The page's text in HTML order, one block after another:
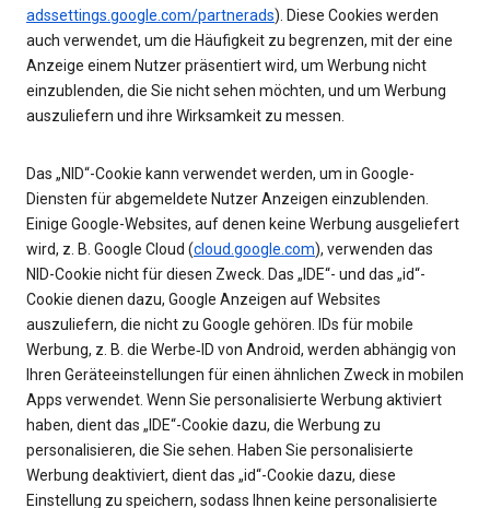
adssettings.google.com/partnerads). Diese Cookies werden
auch verwendet, um die Häufigkeit zu begrenzen, mit der eine
Anzeige einem Nutzer präsentiert wird, um Werbung nicht
einzublenden, die Sie nicht sehen möchten, und um Werbung
auszuliefern und ihre Wirksamkeit zu messen.
Das „NID“-Cookie kann verwendet werden, um in Google-
Diensten für abgemeldete Nutzer Anzeigen einzublenden.
Einige Google-Websites, auf denen keine Werbung ausgeliefert
wird, z. B. Google Cloud (cloud.google.com), verwenden das
NID-Cookie nicht für diesen Zweck. Das „IDE“- und das „id“-
Cookie dienen dazu, Google Anzeigen auf Websites
auszuliefern, die nicht zu Google gehören. IDs für mobile
Werbung, z. B. die Werbe‑ID von Android, werden abhängig von
Ihren Geräteeinstellungen für einen ähnlichen Zweck in mobilen
Apps verwendet. Wenn Sie personalisierte Werbung aktiviert
haben, dient das „IDE“-Cookie dazu, die Werbung zu
personalisieren, die Sie sehen. Haben Sie personalisierte
Werbung deaktiviert, dient das „id“-Cookie dazu, diese
Einstellung zu speichern, sodass Ihnen keine personalisierte